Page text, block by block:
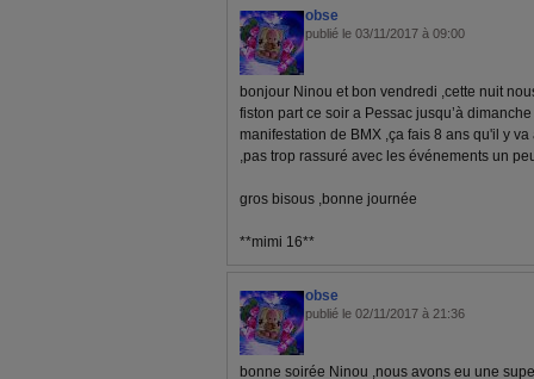
obse
publié le 03/11/2017 à 09:00
bonjour Ninou et bon vendredi ,cette nuit
fiston part ce soir a Pessac jusqu’à
manifestation de BMX ,ça fais 8 ans qu'il y
,pas trop rassuré avec les événements un
gros bisous ,bonne journée
**mimi 16**
obse
publié le 02/11/2017 à 21:36
bonne soirée Ninou ,nous avons eu une